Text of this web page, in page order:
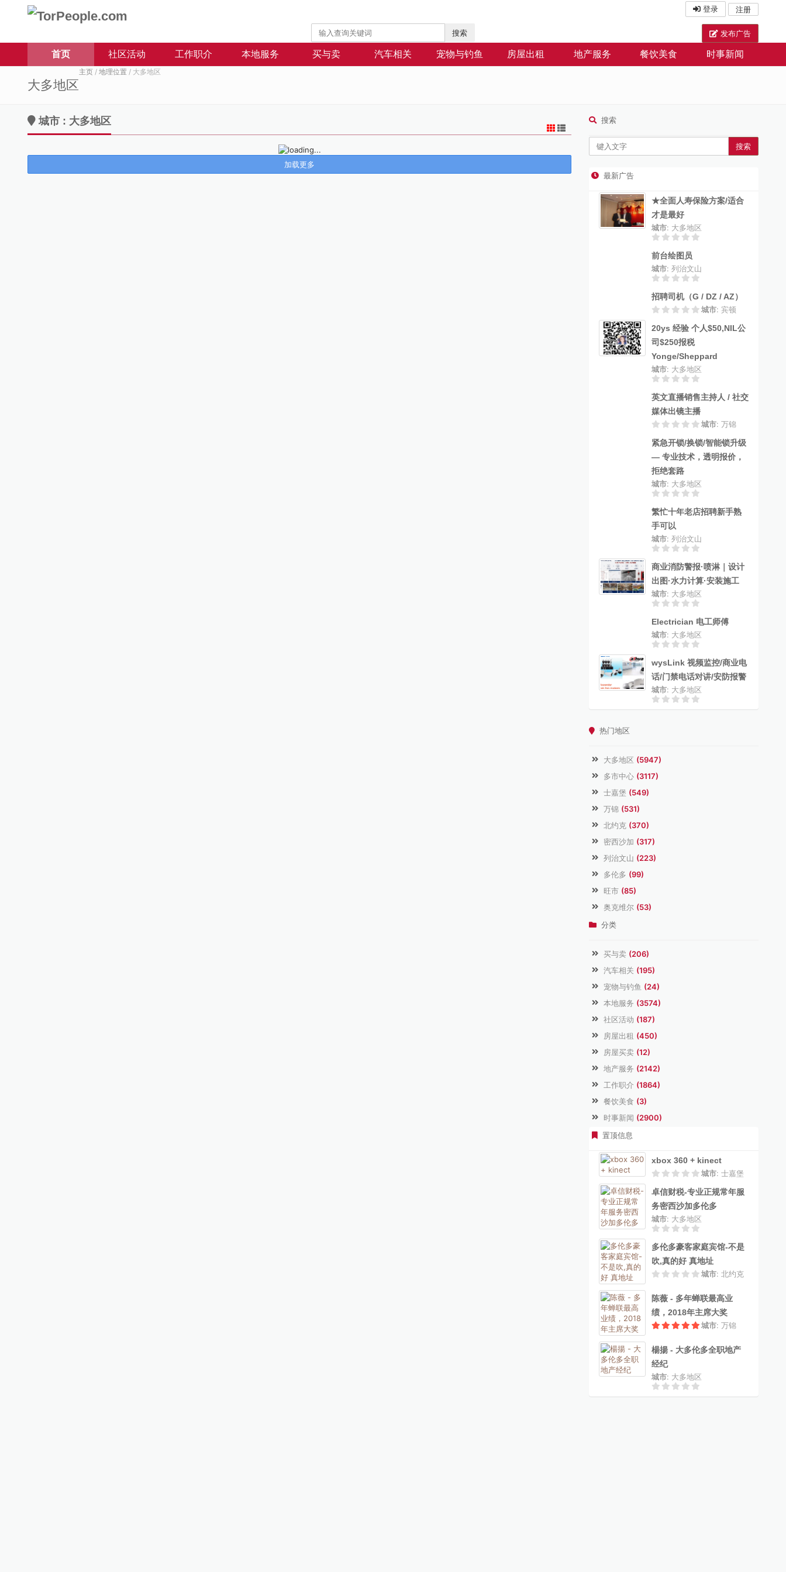
搜索
登录 注册
发布广告
首页 社区活动 工作职介 本地服务 买与卖 汽车相关 宠物与钓鱼 房屋出租 地产服务 餐饮美食 时事新闻
大多地区
主页 / 地理位置 / 大多地区
城市 : 大多地区
加载更多
搜索
搜索
最新广告
★全面人寿保险方案/适合
才是最好
城市: 大多地区
前台绘图员
城市: 列治文山
招聘司机（G / DZ / AZ）
城市: 宾顿
20ys 经验 个人$50,NIL公
司$250报税
Yonge/Sheppard
城市: 大多地区
英文直播销售主持人 / 社交
媒体出镜主播
城市: 万锦
紧急开锁/换锁/智能锁升级
— 专业技术，透明报价，
拒绝套路
城市: 大多地区
繁忙十年老店招聘新手熟
手可以
城市: 列治文山
商业消防警报·喷淋｜设计
出图·水力计算·安装施工
城市: 大多地区
Electrician 电工师傅
城市: 大多地区
wysLink 视频监控/商业电
话/门禁电话对讲/安防报警
城市: 大多地区
热门地区
大多地区 (5947)
多市中心 (3117)
士嘉堡 (549)
万锦 (531)
北约克 (370)
密西沙加 (317)
列治文山 (223)
多伦多 (99)
旺市 (85)
奥克维尔 (53)
分类
买与卖 (206)
汽车相关 (195)
宠物与钓鱼 (24)
本地服务 (3574)
社区活动 (187)
房屋出租 (450)
房屋买卖 (12)
地产服务 (2142)
工作职介 (1864)
餐饮美食 (3)
时事新闻 (2900)
置顶信息
xbox 360 + kinect
城市: 士嘉堡
卓信财税-专业正规常年服
务密西沙加多伦多
城市: 大多地区
多伦多豪客家庭宾馆-不是
吹,真的好 真地址
城市: 北约克
陈薇 - 多年蝉联最高业
绩，2018年主席大奖
城市: 万锦
楊揚 - 大多伦多全职地产
经纪
城市: 大多地区